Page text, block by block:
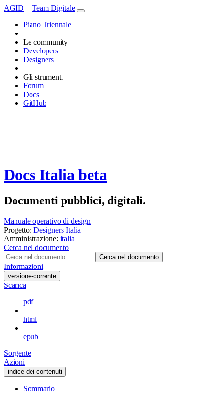
AGID + Team Digitale
Piano Triennale
Le community
Developers
Designers
Gli strumenti
Forum
Docs
GitHub
Docs Italia beta
Documenti pubblici, digitali.
Manuale operativo di design
Progetto: Designers Italia
Amministrazione: italia
Cerca nel documento
Cerca nel documento
Informazioni
versione-corrente
Scarica
pdf
html
epub
Sorgente
Azioni
indice dei contenuti
Sommario